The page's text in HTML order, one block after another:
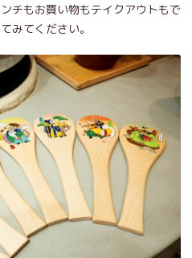
チもお買い物もテイクアウトもで
みてください。